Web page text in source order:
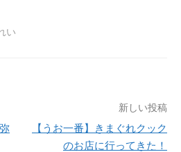
い
新しい投稿
【うお一番】きまぐれクック
のお店に行ってきた！